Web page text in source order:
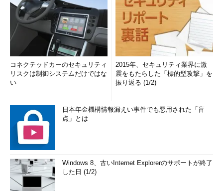
コネクテッドカーのセキュリティ
リスクは制御システムだけではな
い
2015年、セキュリティ業界に激
震をもたらした「標的型攻撃」を
振り返る (1/2)
日本年金機構情報漏えい事件でも悪用された「盲
点」とは
Windows 8、古いInternet Explorerのサポートが終了
した日 (1/2)